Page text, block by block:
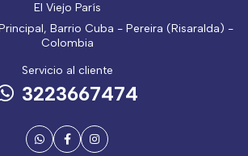
El Viejo París
Barrio Cuba - Pereira (Risaralda) -
Colombia
Servicio al cliente
3223667474